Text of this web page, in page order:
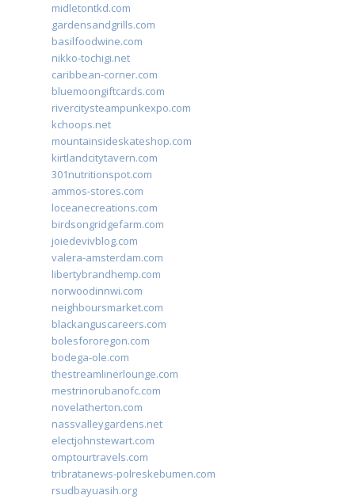
midletontkd.com
gardensandgrills.com
basilfoodwine.com
nikko-tochigi.net
caribbean-corner.com
bluemoongiftcards.com
rivercitysteampunkexpo.com
kchoops.net
mountainsideskateshop.com
kirtlandcitytavern.com
301nutritionspot.com
ammos-stores.com
loceanecreations.com
birdsongridgefarm.com
joiedevivblog.com
valera-amsterdam.com
libertybrandhemp.com
norwoodinnwi.com
neighboursmarket.com
blackanguscareers.com
bolesfororegon.com
bodega-ole.com
thestreamlinerlounge.com
mestrinorubanofc.com
novelatherton.com
nassvalleygardens.net
electjohnstewart.com
omptourtravels.com
tribratanews-polreskebumen.com
rsudbayuasih.org